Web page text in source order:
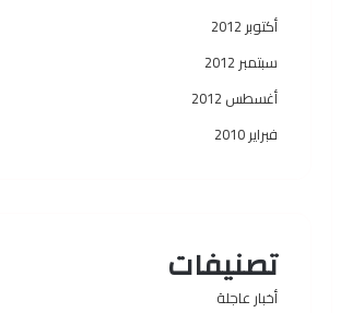
أكتوبر 2012
سبتمبر 2012
أغسطس 2012
فبراير 2010
تصنيفات
أخبار عاجلة